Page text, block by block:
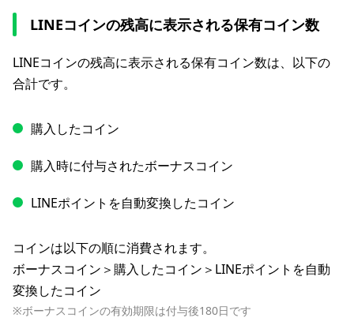
LINEコインの残高に表示される保有コイン数
LINEコインの残高に表示される保有コイン数は、以下の
合計です。
購入したコイン
購入時に付与されたボーナスコイン
LINEポイントを自動変換したコイン
コインは以下の順に消費されます。
ボーナスコイン＞購入したコイン＞LINEポイントを自動
変換したコイン
※ボーナスコインの有効期限は付与後180日です